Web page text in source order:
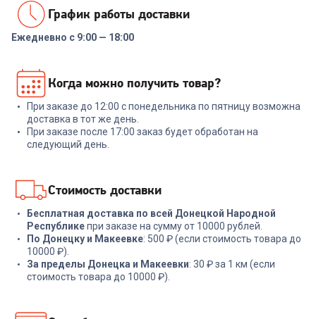
График работы доставки
Ежедневно с 9:00 — 18:00
Когда можно получить товар?
При заказе до 12:00 с понедельника по пятницу возможна
доставка в тот же день.
При заказе после 17:00 заказ будет обработан на
следующий день.
Стоимость доставки
Бесплатная доставка по всей Донецкой Народной
Республикепри заказе на сумму от 10000 рублей.
По Донецку и Макеевке: 500 ₽ (если стоимость товара до
10000 ₽).
За пределы Донецка и Макеевки: 30 ₽ за 1 км (если
стоимость товара до 10000 ₽).